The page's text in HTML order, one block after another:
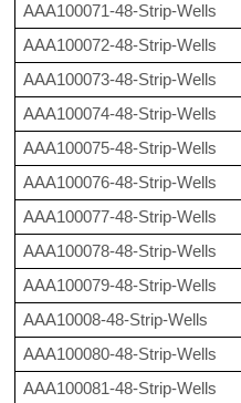
AAA100071-48-Strip-Wells
AAA100072-48-Strip-Wells
AAA100073-48-Strip-Wells
AAA100074-48-Strip-Wells
AAA100075-48-Strip-Wells
AAA100076-48-Strip-Wells
AAA100077-48-Strip-Wells
AAA100078-48-Strip-Wells
AAA100079-48-Strip-Wells
AAA10008-48-Strip-Wells
AAA100080-48-Strip-Wells
AAA100081-48-Strip-Wells